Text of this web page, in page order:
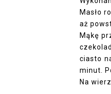
Masło
aż
Mąkę
ciasto
minut.
Na